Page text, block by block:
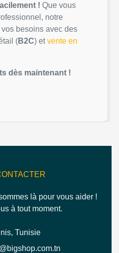
! Que vous
, notre
vos besoins avec des
(B2C) etvente en
dès maintenant !
là pour vous aider !
à tout moment.
Tunisie